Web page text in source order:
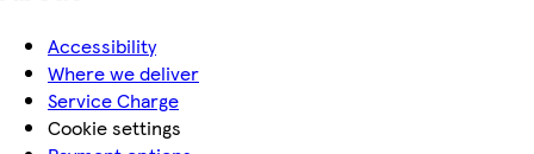
Accessibility
Where we deliver
Service Charge
Cookie settings